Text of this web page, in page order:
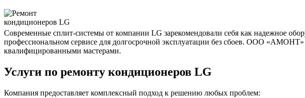
Современные сплит-системы от компании LG зарекомендовали себя как надежное
профессиональном сервисе для долгосрочной эксплуатации без сбоев. ООО
квалифицированными мастерами.
Услуги по ремонту кондиционеров LG
Компания предоставляет комплексный подход к решению любых проблем: